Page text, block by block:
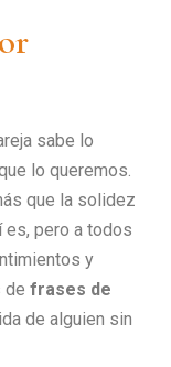
sabe lo
lo queremos.
que la solidez
es, pero a todos
y
de frases de
de alguien sin